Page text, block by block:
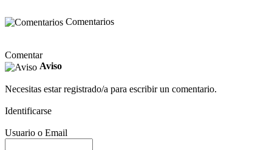
Comentarios
Comentar
Aviso
Necesitas estar registrado/a para escribir un comentario.
Identificarse
Usuario o Email